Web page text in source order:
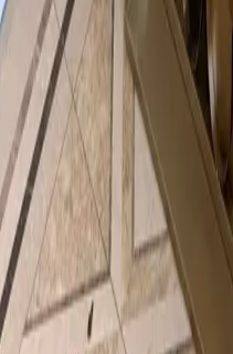
Orice poveste începe cu un loc
Urmărește-ne
Contact
Email
Timișoara, România